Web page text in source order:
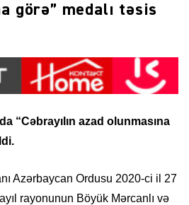
görə” medalı təsis
“Cəbrayılın azad olunmasına
Azərbaycan Ordusu 2020-ci il 27
rayonunun Böyük Mərcanlı və